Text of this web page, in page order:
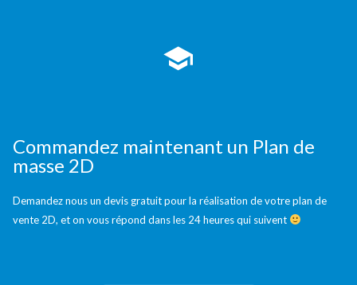
Commandez maintenant un Plan de
masse 2D
Demandez nous un devis gratuit pour la réalisation de votre plan de
vente 2D, et on vous répond dans les 24 heures qui suivent